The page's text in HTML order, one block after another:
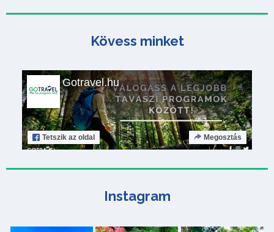
Kövess minket
Gotravel.hu
Tetszik az oldal Megosztás
Instagram